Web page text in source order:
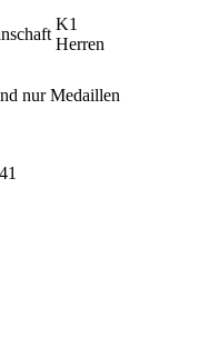
K1
Herren
nur Medaillen